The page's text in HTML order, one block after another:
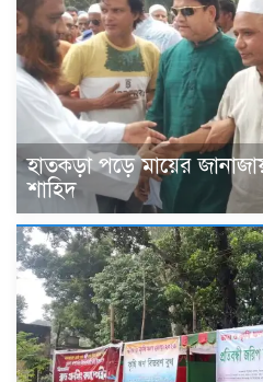
হাতকড়া পড়ে মায়ের
শাহিদ